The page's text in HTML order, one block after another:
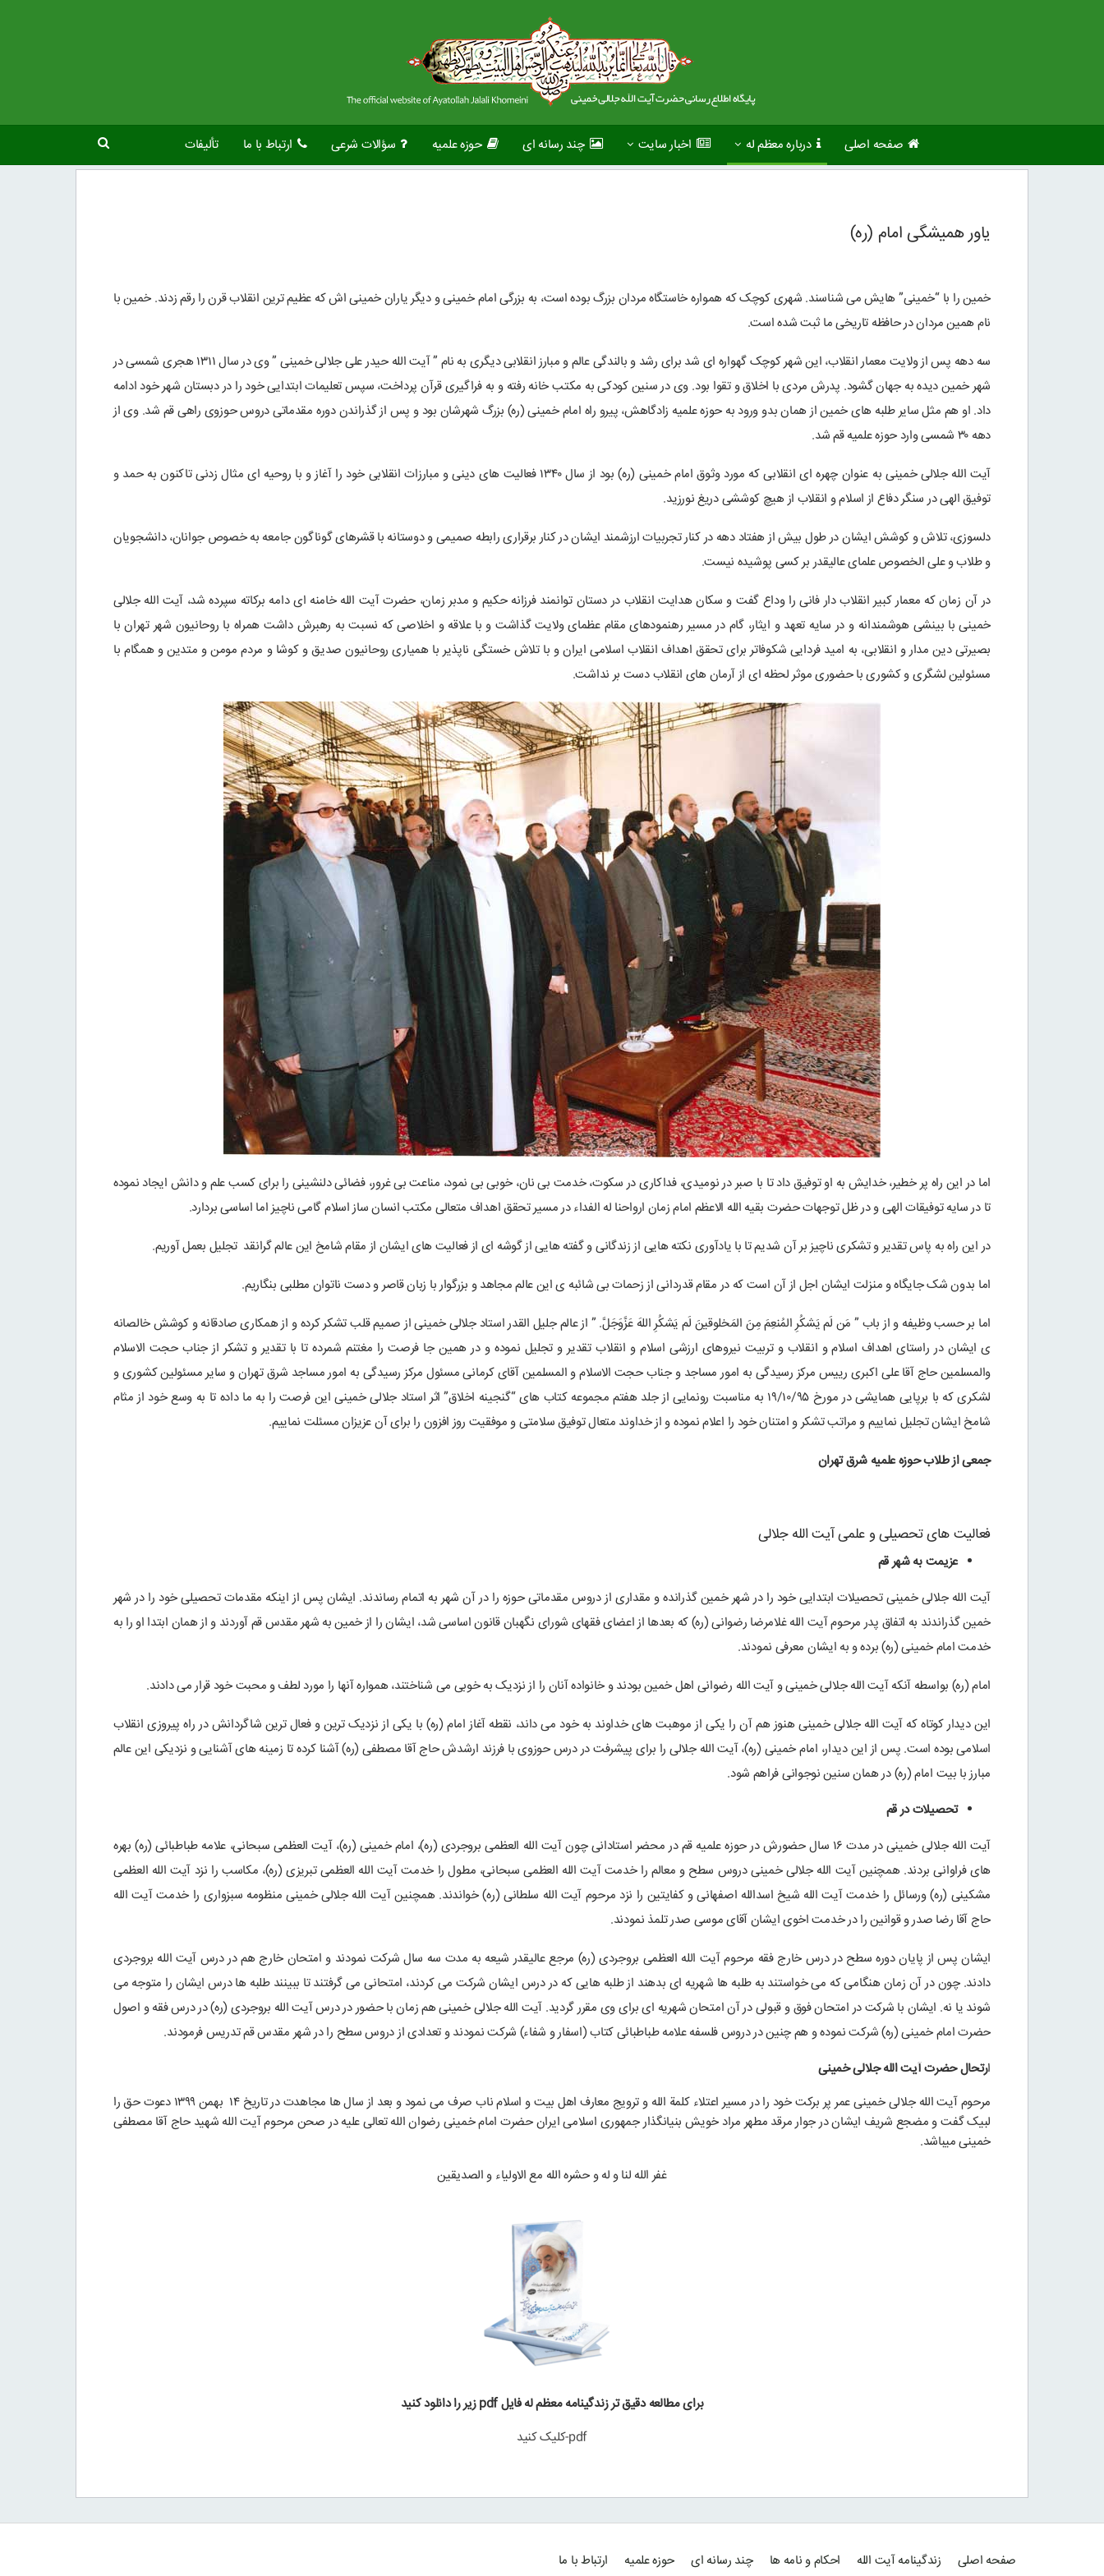
صفحه اصلی درباره معظم له اخبار سایت چند رسانه ای حوزه علمیه سؤالات شرعی ارتباط با ما تألیفات
یاور همیشگی امام (ره)
خمین را با “خمینی” هایش می شناسند. شهری کوچک که همواره خاستگاه مردان بزرگ بوده است، به بزرگی امام خمینی و دیگر یاران خمینی اش که عظیم ترین انقلاب قرن را رقم زدند. خمین با
نام همین مردان در حافظه تاریخی ما ثبت شده است.
سه دهه پس از ولایت معمار انقلاب، این شهر کوچک گهواره ای شد برای رشد و بالندگی عالم و مبارز انقلابی دیگری به نام ” آیت الله حیدر علی جلالی خمینی ” وی در سال ۱۳۱۱ هجری شمسی در
شهر خمین دیده به جهان گشود. پدرش مردی با اخلاق و تقوا بود. وی در سنین کودکی به مکتب خانه رفته و به فراگیری قرآن پرداخت، سپس تعلیمات ابتدایی خود را در دبستان شهر خود ادامه
داد. او هم مثل سایر طلبه های خمین از همان بدو ورود به حوزه علمیه زادگاهش، پیرو راه امام خمینی (ره) بزرگ شهرشان بود و پس از گذراندن دوره مقدماتی دروس حوزوی راهی قم شد. وی از
دهه ۳۰ شمسی وارد حوزه علمیه قم شد.
آیت الله جلالی خمینی به عنوان چهره ای انقلابی که مورد وثوق امام خمینی (ره) بود از سال ۱۳۴۰ فعالیت های دینی و مبارزات انقلابی خود را آغاز و با روحیه ای مثال زدنی تاکنون به حمد و
توفیق الهی در سنگر دفاع از اسلام و انقلاب از هیچ کوششی دریغ نورزید.
دلسوزی، تلاش و کوشش ایشان در طول بیش از هفتاد دهه در کنار تجربیات ارزشمند ایشان در کنار برقراری رابطه صمیمی و دوستانه با قشرهای گوناگون جامعه به خصوص جوانان، دانشجویان
و طلاب و علی الخصوص علمای عالیقدر بر کسی پوشیده نیست.
در آن زمان که معمار کبیر انقلاب دار فانی را وداع گفت و سکان هدایت انقلاب در دستان توانمند فرزانه حکیم و مدبر زمان، حضرت آیت الله خامنه ای دامه برکاته سپرده شد، آیت الله جلالی
خمینی با بینشی هوشمندانه و در سایه تعهد و ایثار، گام در مسیر رهنمودهای مقام عظمای ولایت گذاشت و با علاقه و اخلاصی که نسبت به رهبرش داشت همراه با روحانیون شهر تهران با
بصیرتی دین مدار و انقلابی، به امید فردایی شکوفاتر برای تحقق اهداف انقلاب اسلامی ایران و با تلاش خستگی ناپذیر با همیاری روحانیون صدیق و کوشا و مردم مومن و متدین و همگام با
مسئولین لشگری و کشوری با حضوری موثر لحظه ای از آرمان های انقلاب دست بر نداشت.
اما در این راه پر خطیر، خدایش به او توفیق داد تا با صبر در نومیدی، فداکاری در سکوت، خدمت بی نان، خوبی بی نمود، مناعت بی غرور، فضائی دلنشینی را برای کسب علم و دانش ایجاد نموده
تا در سایه توفیقات الهی و در ظل توجهات حضرت بقیه الله الاعظم امام زمان ارواحنا له الفداء در مسیر تحقق اهداف متعالی مکتب انسان ساز اسلام گامی ناچیز اما اساسی بردارد.
در این راه به پاس تقدیر و تشکری ناچیز بر آن شدیم تا با یادآوری نکته هایی از زندگانی و گفته هایی از گوشه ای از فعالیت های ایشان از مقام شامخ این عالم گرانقد تجلیل بعمل آوریم.
اما بدون شک جایگاه و منزلت ایشان اجل از آن است که در مقام قدردانی از زحمات بی شائبه ی این عالم مجاهد و بزرگوار با زبان قاصر و دست ناتوان مطلبی بنگاریم.
اما بر حسب وظیفه و از باب ” مَن لَم یَشکُرِ المُنعِمَ مِنَ المَخلوقینَ لَم یَشکُرِ اللهَ عَزَّوَجَلَّ. ” از عالم جلیل القدر استاد جلالی خمینی از صمیم قلب تشکر کرده و از همکاری صادقانه و کوشش خالصانه
ی ایشان در راستای اهداف اسلام و انقلاب و تربیت نیروهای ارزشی اسلام و انقلاب تقدیر و تجلیل نموده و در همین جا فرصت را مغتنم شمرده تا با تقدیر و تشکر از جناب حجت الاسلام
والمسلمین حاج آقا علی اکبری رییس مرکز رسیدگی به امور مساجد و جناب حجت الاسلام و المسلمین آقای کرمانی مسئول مرکز رسیدگی به امور مساجد شرق تهران و سایر مسئولین کشوری و
لشکری که با برپایی همایشی در مورخ ۱۹/۱۰/۹۵ به مناسبت رونمایی از جلد هفتم مجموعه کتاب های “گنجینه اخلاق” اثر استاد جلالی خمینی این فرصت را به ما داده تا به وسع خود از مثام
شامخ ایشان تجلیل نماییم و مراتب تشکر و امتنان خود را اعلام نموده و از خداوند متعال توفیق سلامتی و موفقیت روز افزون را برای آن عزیزان مسئلت نماییم.
جمعی از طلاب حوزه علمیه شرق تهران
فعالیت های تحصیلی و علمی آیت الله جلالی
عزیمت به شهر قم
آیت الله جلالی خمینی تحصیلات ابتدایی خود را در شهر خمین گذرانده و مقداری از دروس مقدماتی حوزه را در آن شهر به اتمام رساندند. ایشان پس از اینکه مقدمات تحصیلی خود را در شهر
خمین گذراندند به اتفاق پدر مرحوم آیت الله غلامرضا رضوانی (ره) که بعدها از اعضای فقهای شورای نگهبان قانون اساسی شد، ایشان را از خمین به شهر مقدس قم آوردند و از همان ابتدا او را به
خدمت امام خمینی (ره) برده و به ایشان معرفی نمودند.
امام (ره) بواسطه آنکه آیت الله جلالی خمینی و آیت الله رضوانی اهل خمین بودند و خانواده آنان را از نزدیک به خوبی می شناختند، همواره آنها را مورد لطف و محبت خود قرار می دادند.
این دیدار کوتاه که آیت الله جلالی خمینی هنوز هم آن را یکی از موهبت های خداوند به خود می داند، نقطه آغاز امام (ره) با یکی از نزدیک ترین و فعال ترین شاگردانش در راه پیروزی انقلاب
اسلامی بوده است. پس از این دیدار، امام خمینی (ره)، آیت الله جلالی را برای پیشرفت در درس حوزوی با فرزند ارشدش حاج آقا مصطفی (ره) آشنا کرده تا زمینه های آشنایی و نزدیکی این عالم
مبارز با بیت امام (ره) در همان سنین نوجوانی فراهم شود.
تحصیلات در قم
آیت الله جلالی خمینی در مدت ۱۶ سال حضورش در حوزه علمیه قم در محضر استادانی چون آیت الله العظمی بروجردی (ره)، امام خمینی (ره)، آیت العظمی سبحانی، علامه طباطبائی (ره) بهره
های فراوانی بردند. همچنین آیت الله جلالی خمینی دروس سطح و معالم را خدمت آیت الله العظمی سبحانی، مطول را خدمت آیت الله العظمی تبریزی (ره)، مکاسب را نزد آیت الله العظمی
مشکینی (ره) ورسائل را خدمت آیت الله شیخ اسدالله اصفهانی و کفایتین را نزد مرحوم آیت الله سلطانی (ره) خواندند. همچنین آیت الله جلالی خمینی منظومه سبزواری را خدمت آیت الله
حاج آقا رضا صدر و قوانین را در خدمت اخوی ایشان آقای موسی صدر تلمذ نمودند.
ایشان پس از پایان دوره سطح در درس خارج فقه مرحوم آیت الله العظمی بروجردی (ره) مرجع عالیقدر شیعه به مدت سه سال شرکت نمودند و امتحان خارج هم در درس آیت الله بروجردی
دادند. چون در آن زمان هنگامی که می خواستند به طلبه ها شهریه ای بدهند از طلبه هایی که در درس ایشان شرکت می کردند، امتحانی می گرفتند تا ببینند طلبه ها درس ایشان را متوجه می
شوند یا نه. ایشان با شرکت در امتحان فوق و قبولی در آن امتحان شهریه ای برای وی مقرر گردید. آیت الله جلالی خمینی هم زمان با حضور در درس آیت الله بروجردی (ره) در درس فقه و اصول
حضرت امام خمینی (ره) شرکت نموده و هم چنین در دروس فلسفه علامه طباطبائی کتاب (اسفار و شفاء) شرکت نمودند و تعدادی از دروس سطح را در شهر مقدس قم تدریس فرمودند.
ارتحال حضرت آیت الله جلالی خمینی
مرحوم آیت الله جلالی خمینی عمر پر برکت خود را در مسیر اعتلاء کلمة الله و ترویج معارف اهل بیت و اسلام ناب صرف می نمود و بعد از سال ها مجاهدت در تاریخ ۱۴ بهمن ۱۳۹۹ دعوت حق را
لبیک گفت و مضجع شریف ایشان در جوار مرقد مطهر مراد خویش بنیانگذار جمهوری اسلامی ایران حضرت امام خمینی رضوان الله تعالی علیه در صحن مرحوم آیت الله شهید حاج آقا مصطفی
خمینی میباشد.
غفر الله لنا و له و حشره الله مع الاولياء و الصديقين
برای مطالعه دقیق تر زندگینامه معظم له فایل pdf زیر را دانلود کنید
pdf-کلیک کنید
صفحه اصلی زندگینامه آیت الله احکام و نامه ها چند رسانه ای حوزه علمیه ارتباط با ما